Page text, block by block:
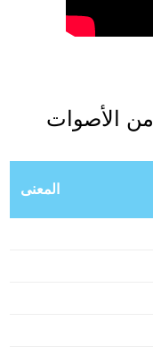
من الأصوات
المعنى